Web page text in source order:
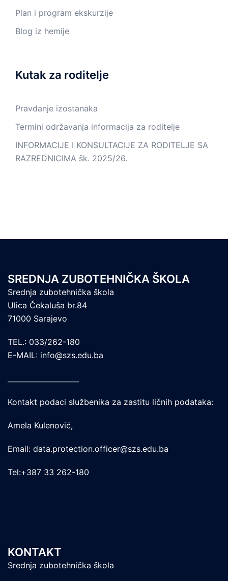
Plan i program ekskurzije
Blog iz hemije
Kutak za roditelje
Pravdanje izostanaka
Termini održavanja informacija za roditelje
INFORMACIJE I KONSULTACIJE ZA RODITELJE SA
RAZREDNICIMA šk. 2025/26.
SREDNJA ZUBOTEHNIČKA ŠKOLA
Srednja zubotehnička škola
Ulica Čekaluša br.84
71000 Sarajevo
TEL.: 033/262-180
E-MAIL: info@szs.edu.ba
Kontakt podaci službenika za zastitu ličnih podataka:
Amela Kulenović,
Email: data.protection.officer@szs.edu.ba
Tel:+387 33 262-180
KONTAKT
Srednja zubotehnička škola